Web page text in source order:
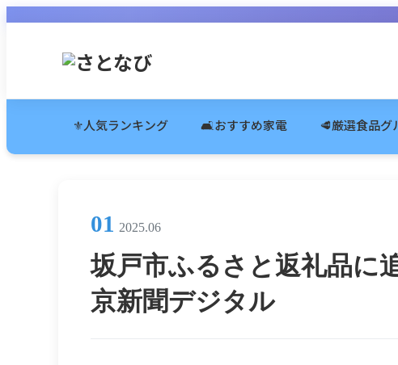
⚜️人気ランキング 🛋️おすすめ家電 🥩厳選食品グ
01 2025.06
坂戸市ふるさと返礼品に
京新聞デジタル